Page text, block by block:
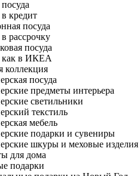
кредит
посуда
рассрочку
посуда
как в ИКЕА
коллекция
посуда
предметы интерьера
светильники
текстиль
мебель
подарки и сувениры
шкуры и меховые изделия
для дома
подарки